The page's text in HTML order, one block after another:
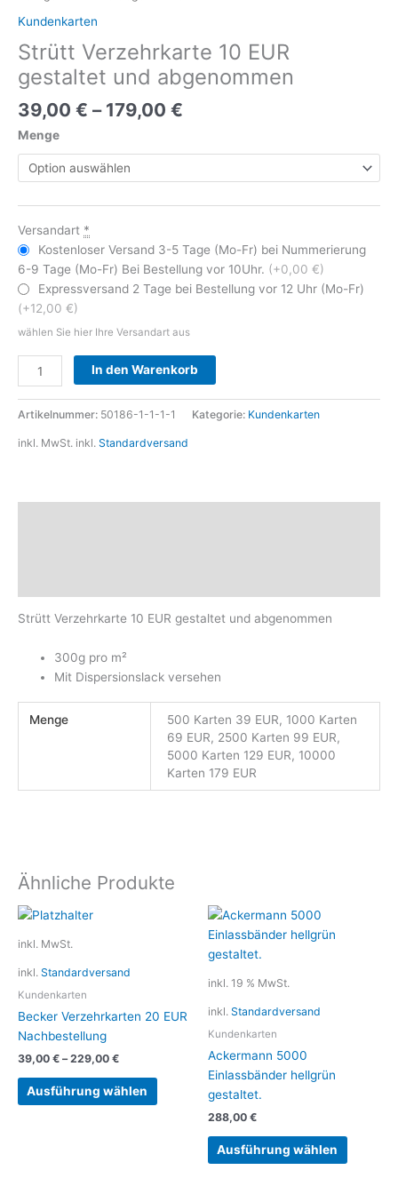
Kundenkarten
Strütt Verzehrkarte 10 EUR
gestaltet und abgenommen
39,00 € – 179,00 €
Menge
Versandart *
Kostenloser Versand 3-5 Tage (Mo-Fr) bei Nummerierung
6-9 Tage (Mo-Fr) Bei Bestellung vor 10Uhr. (+0,00 €)
Expressversand 2 Tage bei Bestellung vor 12 Uhr (Mo-Fr)
(+12,00 €)
wählen Sie hier Ihre Versandart aus
In den Warenkorb
Artikelnummer: 50186-1-1-1-1 Kategorie: Kundenkarten
inkl. MwSt. inkl. Standardversand
Strütt Verzehrkarte 10 EUR gestaltet und abgenommen
300g pro m²
Mit Dispersionslack versehen
Menge
500 Karten 39 EUR, 1000 Karten
69 EUR, 2500 Karten 99 EUR,
5000 Karten 129 EUR, 10000
Karten 179 EUR
Ähnliche Produkte
inkl. MwSt.
inkl. Standardversand
Kundenkarten
Becker Verzehrkarten 20 EUR
Nachbestellung
39,00 € –229,00 €
Ausführung wählen
auf.
der
inkl. 19 % MwSt.
inkl. Standardversand
Kundenkarten
Ackermann 5000
Einlassbänder hellgrün
gestaltet.
288,00 €
Ausführung wählen